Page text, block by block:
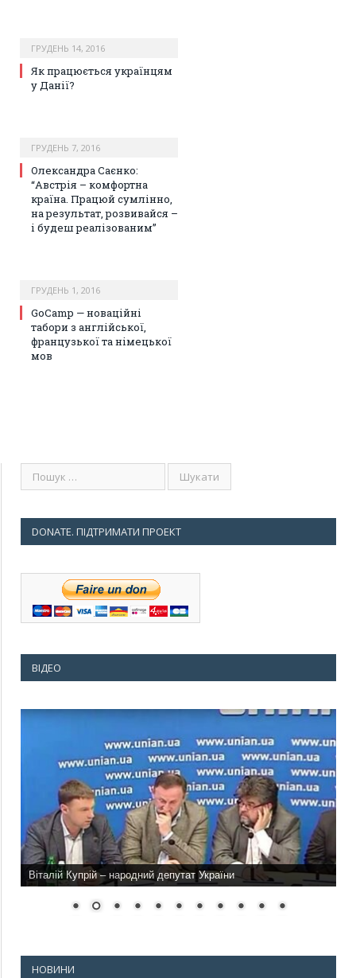
ГРУДЕНЬ 14, 2016
Як працюється українцям
у Данії?
ГРУДЕНЬ 7, 2016
Олександра Саєнко:
“Австрія – комфортна
країна. Працюй сумлінно,
на результат, розвивайся –
і будеш реалізованим”
ГРУДЕНЬ 1, 2016
GoCamp — новаційні
табори з англійської,
французької та німецької
мов
DONATE. ПІДТРИМАТИ ПРОЕКТ
ВІДЕО
Віталій Купрій – народний депутат України
НОВИНИ